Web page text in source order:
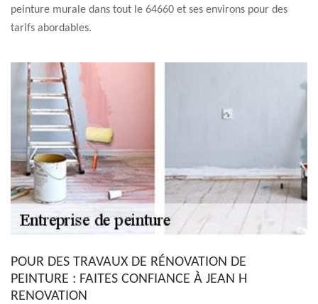
peinture murale dans tout le 64660 et ses environs pour des
tarifs abordables.
POUR DES TRAVAUX DE RÉNOVATION DE
PEINTURE : FAITES CONFIANCE À JEAN H
RENOVATION